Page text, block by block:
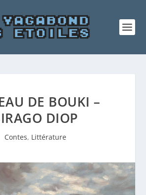
DE BOUKI –
DIOP
Contes, Littérature